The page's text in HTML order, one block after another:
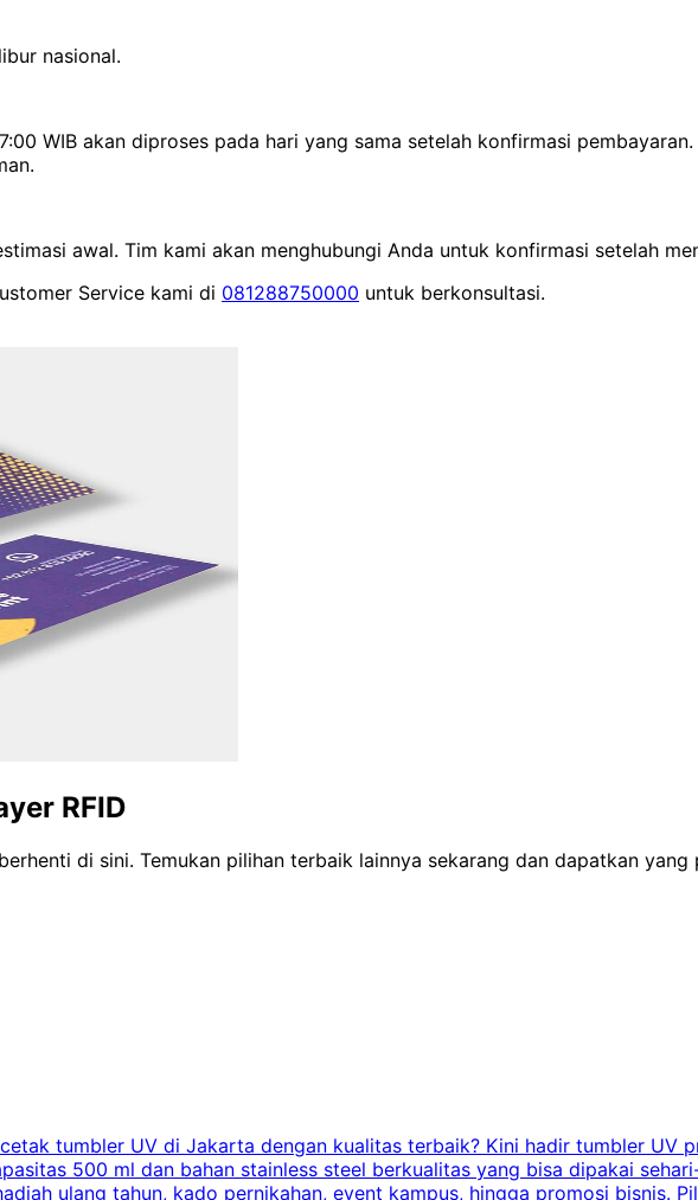
nasional.
WIB akan diproses pada hari yang sama setelah konfirmasi
awal. Tim kami akan menghubungi Anda untuk konfirmasi setelah
Service kami di 081288750000 untuk berkonsultasi.
RFID
di sini. Temukan pilihan terbaik lainnya sekarang dan dapatkan yang
tumbler UV di Jakarta dengan kualitas terbaik? Kini hadir tumbler
500 ml dan bahan stainless steel berkualitas yang bisa dipakai
ulang tahun, kado pernikahan, event kampus, hingga promosi bisnis.